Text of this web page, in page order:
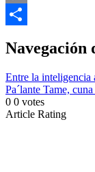
Copy
Navegación
Entre la inteligencia
Pa´lante Tame,
0 0 votes
Article Rating